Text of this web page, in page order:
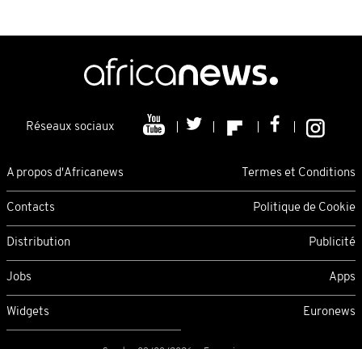
Réseaux sociaux
A propos d'Africanews Termes et Conditions
Contacts Politique de Cookie
Distribution Publicité
Jobs Apps
Widgets Euronews